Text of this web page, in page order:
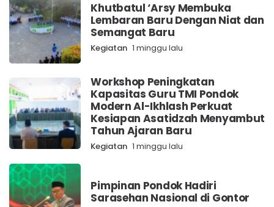
Khutbatul ‘Arsy Membuka
Lembaran Baru Dengan Niat dan
Semangat Baru
Kegiatan 1 minggu lalu
Workshop Peningkatan
Kapasitas Guru TMI Pondok
Modern Al-Ikhlash Perkuat
Kesiapan Asatidzah Menyambut
Tahun Ajaran Baru
Kegiatan 1 minggu lalu
Pimpinan Pondok Hadiri
Sarasehan Nasional di Gontor